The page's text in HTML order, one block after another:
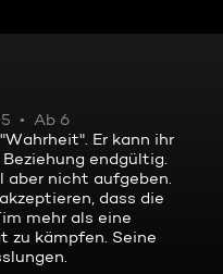
Ab 6
Er kann ihr
endgültig.
aber nicht aufgeben.
dass die
mehr als eine
zu kämpfen. Seine